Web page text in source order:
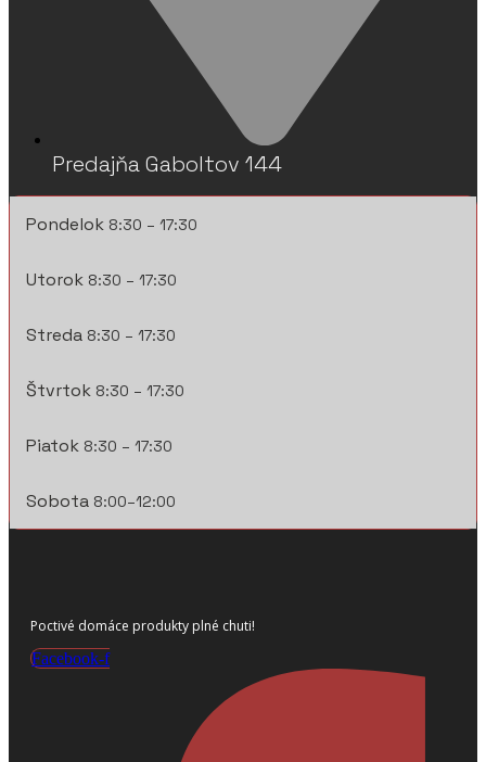
Predajňa Gaboltov 144
Pondelok 8:30 – 17:30
Utorok 8:30 – 17:30
Streda 8:30 – 17:30
Štvrtok 8:30 – 17:30
Piatok 8:30 – 17:30
Sobota 8:00–12:00
Poctivé domáce produkty plné chuti!
Facebook-f